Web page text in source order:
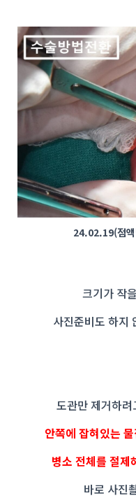
24.02.19(점
크기가 작
사진준비도 하지
도관만 제거하
안쪽에 잡혀있는
병소 전체를 절제
바로 사진